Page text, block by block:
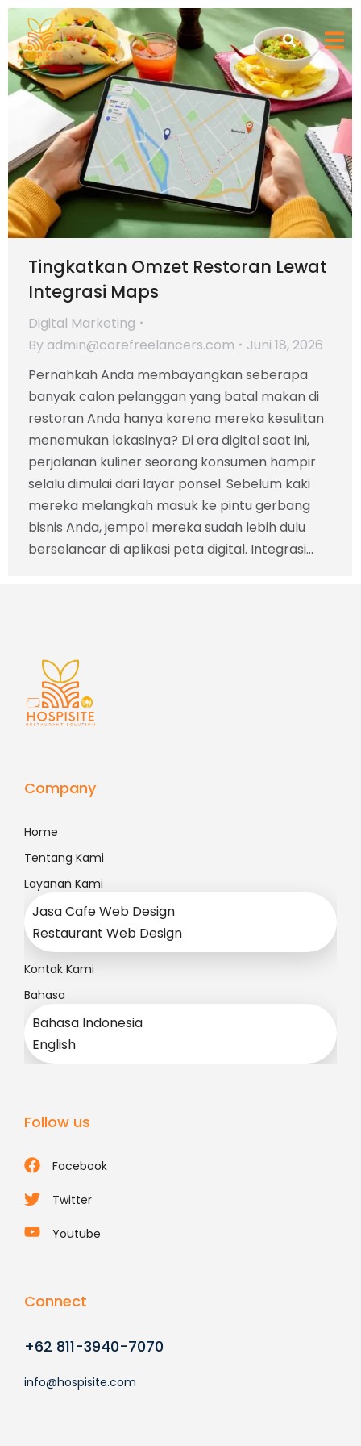
Tingkatkan Omzet Restoran Lewat
Integrasi Maps
Digital Marketing
By admin@corefreelancers.com
Juni 18, 2026
Pernahkah Anda membayangkan seberapa
banyak calon pelanggan yang batal makan di
restoran Anda hanya karena mereka kesulitan
menemukan lokasinya? Di era digital saat ini,
perjalanan kuliner seorang konsumen hampir
selalu dimulai dari layar ponsel. Sebelum kaki
mereka melangkah masuk ke pintu gerbang
bisnis Anda, jempol mereka sudah lebih dulu
berselancar di aplikasi peta digital. Integrasi…
Company
Home
Tentang Kami
Layanan Kami
Jasa Cafe Web Design
Restaurant Web Design
Kontak Kami
Bahasa
Bahasa Indonesia
English
Follow us
Facebook
Twitter
Youtube
Connect
+62 811-3940-7070
info@hospisite.com